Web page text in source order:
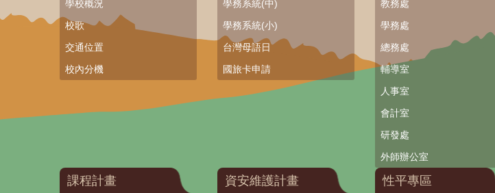
學校概況
校歌
交通位置
校內分機
學務系統(中)
學務系統(小)
台灣母語日
國旅卡申請
教務處
學務處
總務處
輔導室
人事室
會計室
研發處
外師辦公室
課程計畫 資安維護計畫 性平專區